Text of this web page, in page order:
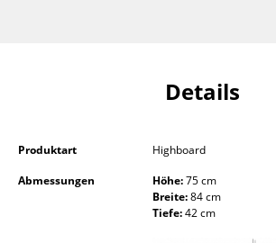
Beistell- & Rollcontainer
Barmöbel
Details
Produktart
Highboard
Abmessungen
Höhe:75 cm
Breite:84 cm
Tiefe:42 cm